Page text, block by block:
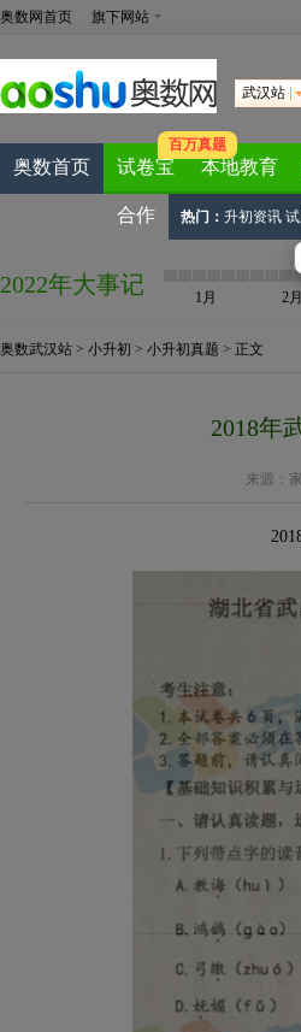
奥数网首页 旗下网站
武汉站
奥数首页 试卷宝
百万真题
本地教育
合作 热门： 升初资讯
2022年大事记 1月 2月
奥数武汉站 > 小升初 > 小升初真题 > 正文
2018年
来源：